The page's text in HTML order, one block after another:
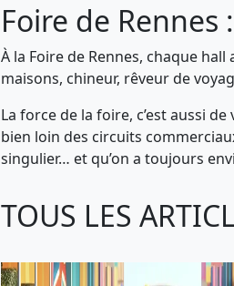
Foire de
À la Foire de Rennes, chaque
maisons, chineur, rêveur de
La force de la foire, c’est aussi
bien loin des circuits
singulier… et qu’on a toujours
TOUS LES